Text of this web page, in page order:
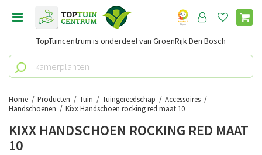
Home Producten Tuin Tuingereedschap
Accessoires
Handschoenen
Kixx Handschoen rocking red maat 10
TopTuincentrum is onderdeel van GroenRijk Den Bosch
KIXX HANDSCHOEN ROCKING RED MAAT
10